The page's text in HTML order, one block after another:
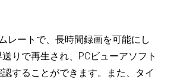
レートで、長時間録画を可能にし
りで再生され、PCビューアソフト
することができます。また、タイ